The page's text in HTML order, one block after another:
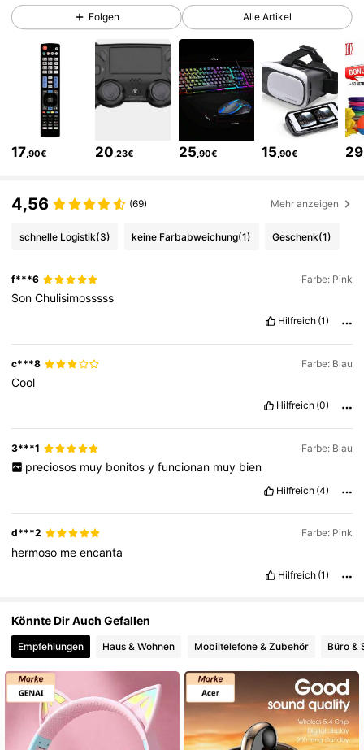
2.1K Follower
4,52 2.1K Follower
2.1K Follower
4,52 2.1K Follower
4,52 2.1K Follower
Folgen Alle Artikel
17,90€ 20,23€ 25,90€ 15,90€ 29
4,56 (69) Mehr anzeigen
schnelle Logistik(3) keine Farbabweichung(1) Geschenk(1)
f***6 Farbe: Pink
SonChulisimosssss
Hilfreich (1)
c***8 Farbe: Blau
Cool
Hilfreich (0)
3***1 Farbe: Blau
preciosos muy bonitos y funcionan muy bien
Hilfreich (4)
d***2 Farbe: Pink
hermoso meencanta
Hilfreich (1)
Könnte Dir Auch Gefallen
Empfehlungen Haus & Wohnen Mobiltelefone & Zubehör Büro &